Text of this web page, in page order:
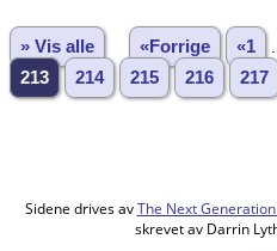
» Vis alle «Forrige «1
213
214 215 216 217
Sidene drives avThe Next
skrevet av Darrin